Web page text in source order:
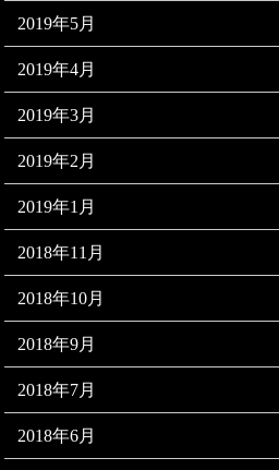
2019年5月
2019年4月
2019年3月
2019年2月
2019年1月
2018年11月
2018年10月
2018年9月
2018年7月
2018年6月